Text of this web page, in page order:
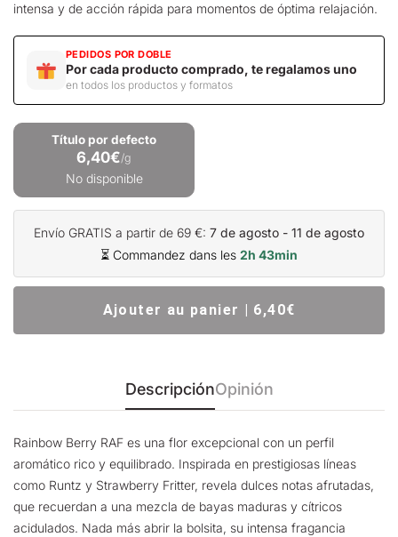
intensa y de acción rápida para momentos de óptima relajación.
PEDIDOS POR DOBLE
Por cada producto comprado, te regalamos uno
en todos los productos y formatos
Título por defecto
6,40€/g
No disponible
Envío GRATIS a partir de 69 €: 7 de agosto - 11 de agosto
⏳ Commandez dans les 2h 43min
Ajouter au panier | 6,40€
DescripciónOpinión
Rainbow Berry RAF es una flor excepcional con un perfil
aromático rico y equilibrado. Inspirada en prestigiosas líneas
como Runtz y Strawberry Fritter, revela dulces notas afrutadas,
que recuerdan a una mezcla de bayas maduras y cítricos
acidulados. Nada más abrir la bolsita, su intensa fragancia